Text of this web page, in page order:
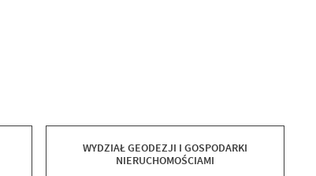
WYDZIAŁ GEODEZJI I GOSPODARKI
NIERUCHOMOŚCIAMI